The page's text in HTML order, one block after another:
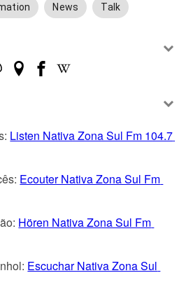
News Talk
Listen Nativa Zona Sul Fm 104.7
Ecouter Nativa Zona Sul Fm
Hören Nativa Zona Sul Fm
Escuchar Nativa Zona Sul